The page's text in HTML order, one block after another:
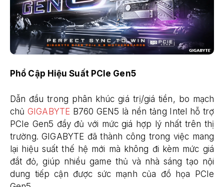
Phổ Cập Hiệu Suất PCIe Gen5
Dẫn đầu trong phân khúc giá trị/giá tiền, bo mạch
chủGIGABYTE B760 GEN5 là nền tảng Intel hỗ trợ
PCIe Gen5 đầy đủ với mức giá hợp lý nhất trên thị
trường. GIGABYTE đã thành công trong việc mang
lại hiệu suất thế hệ mới mà không đi kèm mức giá
đắt đỏ, giúp nhiều game thủ và nhà sáng tạo nội
dung tiếp cận được sức mạnh của đồ họa PCIe